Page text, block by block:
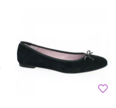
favorite_border